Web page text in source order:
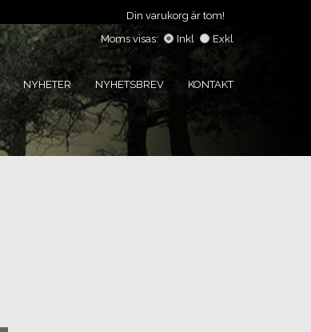
Din varukorg är tom!
Moms visas:
Inkl Exkl
NYHETER NYHETSBREV KONTAKT